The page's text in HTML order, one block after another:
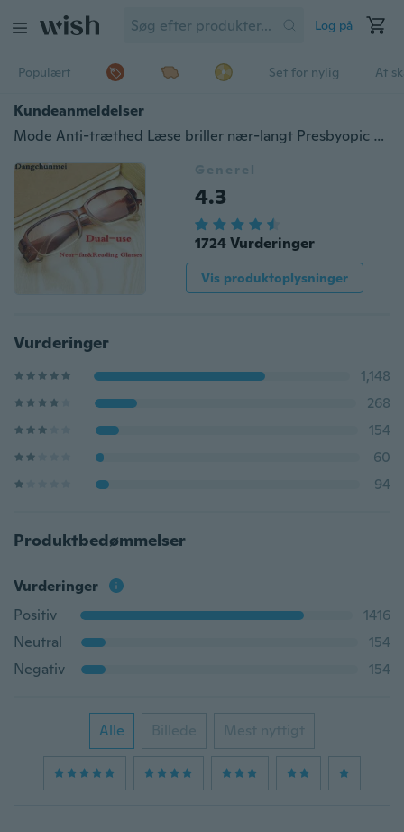
Log på
Populært Set for nylig At
Kundeanmeldelser
Mode Anti-træthed Læse briller nær-langt Presbyopic briller Dual-brug læse briller Mænd Kvinder læse briller +1 +1.5 +2 +2.5 TO +4
Generel
4.3
1724 Vurderinger
Vis produktoplysninger
Vurderinger
1,148
268
154
60
94
Produktbedømmelser
Vurderinger
Positiv
1416
Neutral
154
Negativ
154
Alle Billede Mest nyttigt